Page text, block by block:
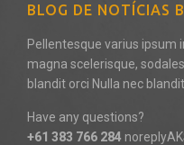
BLOG DE NOTÍCIAS
Pellentesque varius ipsum
magna scelerisque,
blandit orci Nulla nec blandit
Have any questions?
+61 383 766 284